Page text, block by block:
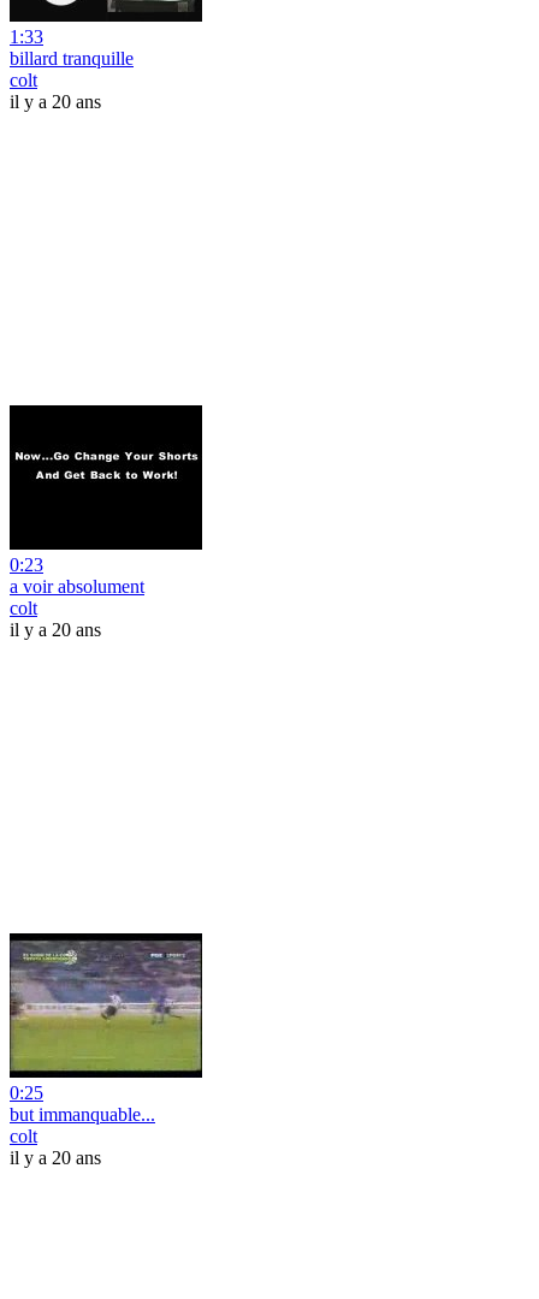
1:33
billard tranquille
colt
il y a 20 ans
0:23
a voir absolument
colt
il y a 20 ans
0:25
but immanquable...
colt
il y a 20 ans